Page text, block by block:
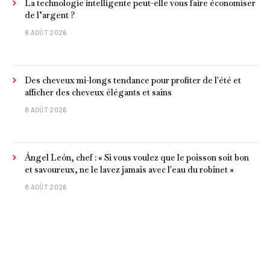
La technologie intelligente peut-elle vous faire économiser
de l’argent ?
8 AOÛT 2026
Des cheveux mi-longs tendance pour profiter de l'été et
afficher des cheveux élégants et sains
8 AOÛT 2026
Ángel León, chef : « Si vous voulez que le poisson soit bon
et savoureux, ne le lavez jamais avec l'eau du robinet »
8 AOÛT 2026